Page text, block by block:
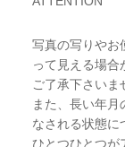
写真の写りやお
って見える場合
ご了承下さいま
また、長い年
なされる状態に
ひとつひとつが